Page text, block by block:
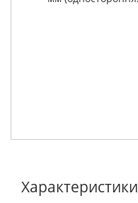
Характеристики